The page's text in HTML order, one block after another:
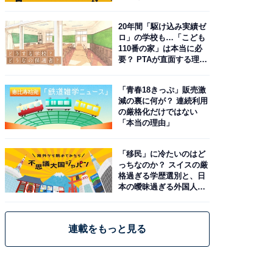
20年間「駆け込み実績ゼ
ロ」の学校も…「こども
110番の家」は本当に必
要？ PTAが直面する理想
「青春18きっぷ」販売激
減の裏に何が？ 連続利用
の厳格化だけではない
「本当の理由」
「移民」に冷たいのはど
っちなのか？ スイスの厳
格過ぎる学歴選別と、日
本の曖昧過ぎる外国人政
連載をもっと見る